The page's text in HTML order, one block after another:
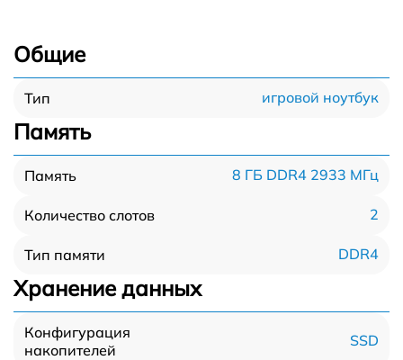
Общие
Тип игровой ноутбук
Память
Память 8 ГБ DDR4 2933 МГц
Количество слотов 2
Тип памяти DDR4
Хранение данных
Конфигурация
накопителей
SSD